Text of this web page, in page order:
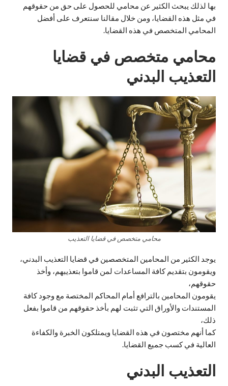
بها لذلك يبحث الكثير عن محامي للحصول على حق من حقوقهم
في مثل هذه القضايا، ومن خلال مقالنا سنتعرف على أفضل
المحامي المتخصص في هذه القضايا.
محامي متخصص في قضايا
التعذيب البدني
محامي متخصص في قضايا التعذيب
يوجد الكثير من المحامين المتخصصين في قضايا التعذيب البدني،
ويقومون بتقديم كافة المساعدات لمن قاموا بتعذيبهم، وأخذ
حقوقهم،
يقومون المحامين بالترافع أمام المحاكم المختصة مع وجود كافة
المستندات والأوراق التي تثبت لهم بأخذ حقوقهم من قاموا بفعل
ذلك،
كما أنهم مختصون في هذه القضايا ويمتلكون الخبرة والكفاءة
العالية في كسب جميع القضايا.
التعذيب البدني